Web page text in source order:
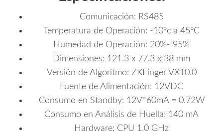
Comunicación: RS485
Temperatura de Operación: -10°c a 45°C
Humedad de Operación: 20%- 95%
Dimensiones: 121.3 x 77.3 x 38 mm
Versión de Algoritmo: ZKFinger VX10.0
Fuente de Alimentación: 12VDC
Consumo en Standby: 12V*60mA = 0.72W
Consumo en Análisis de Huella: 140 mA
Hardware: CPU 1.0 GHz